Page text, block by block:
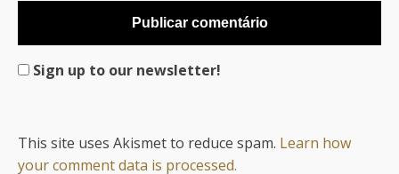
Sign up to our newsletter!
This site uses Akismet to reduce spam. Learn how
your comment data is processed.